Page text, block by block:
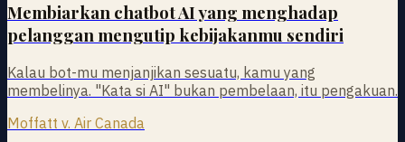
Membiarkan chatbot AI yang menghadap
pelanggan mengutip kebijakanmu sendiri
Kalau bot-mu menjanjikan sesuatu, kamu yang
membelinya. "Kata si AI" bukan pembelaan, itu pengakuan.
Moffatt v. Air Canada